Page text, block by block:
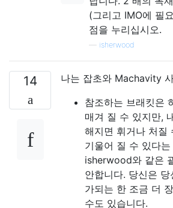
(그리고 IMO에 필
점을 누리십시오.
isherwood
14
나는 잡초와 Machavity
참조하는 브래킷은
매겨 질 수 있지만,
해지면 휘거나 처질
기울어 질 수 있다
isherwood와 같은
안합니다. 당신은
가되는 한 조금 더
수도 있습니다.